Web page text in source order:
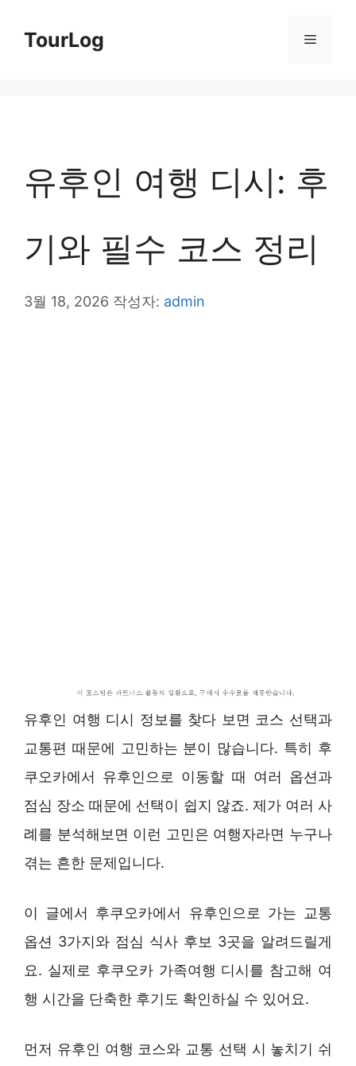
TourLog 메
유후인 여행 디시: 후
기와 필수 코스 정리
3월 18, 2026 작성자: admin
유후인 여행 디시 정보를 찾다 보면 코스 선택과
교통편 때문에 고민하는 분이 많습니다. 특히 후
쿠오카에서 유후인으로 이동할 때 여러 옵션과
점심 장소 때문에 선택이 쉽지 않죠. 제가 여러 사
례를 분석해보면 이런 고민은 여행자라면 누구나
겪는 흔한 문제입니다.
이 글에서 후쿠오카에서 유후인으로 가는 교통
옵션 3가지와 점심 식사 후보 3곳을 알려드릴게
요. 실제로 후쿠오카 가족여행 디시를 참고해 여
행 시간을 단축한 후기도 확인하실 수 있어요.
먼저 유후인 여행 코스와 교통 선택 시 놓치기 쉬